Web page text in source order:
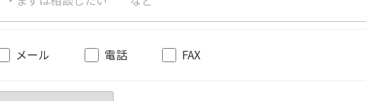
メール 電話 FAX